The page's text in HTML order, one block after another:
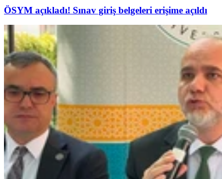
ÖSYM açıkladı! Sınav giriş belgeleri erişime açıldı